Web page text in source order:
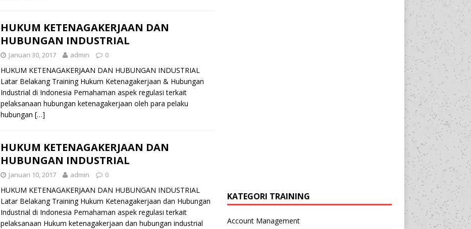
HUKUM KETENAGAKERJAAN DAN
HUBUNGAN INDUSTRIAL
Januari 30, 2017 admin 0
HUKUM KETENAGAKERJAAN DAN HUBUNGAN INDUSTRIAL
Latar Belakang Training Hukum Ketenagakerjaan & Hubungan
Industrial di Indonesia Pemahaman aspek regulasi terkait
pelaksanaan hubungan ketenagakerjaan oleh para pelaku
hubungan […]
HUKUM KETENAGAKERJAAN DAN
HUBUNGAN INDUSTRIAL
Januari 10, 2017 admin 0
HUKUM KETENAGAKERJAAN DAN HUBUNGAN INDUSTRIAL
Latar Belakang Training Hukum Ketenagakerjaan dan Hubungan
Industrial di Indonesia Pemahaman aspek regulasi terkait
pelaksanaan Hukum ketenagakerjaan dan hubungan industrial
KATEGORI TRAINING
Account Management